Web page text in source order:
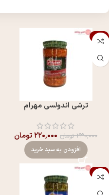
-4%
ترشی اندولسی مهرام
۲۳۰,۰۰۰تومان ۲۲۰,۰۰۰تومان
افزودن به سبد خرید
-5%